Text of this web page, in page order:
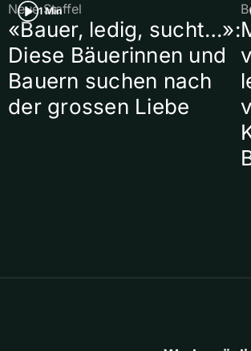
1 Min
Neue Staffel
«Bauer, ledig, sucht…»:
Diese Bäuerinnen und
Bauern suchen nach
der grossen Liebe